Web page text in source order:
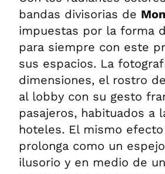
bandas divisorias de
impuestas por la forma
para siempre con este
sus espacios. La
dimensiones, el rostro
al lobby con su gesto
pasajeros, habituados a
hoteles. El mismo
prolonga como un
ilusorio y en medio de